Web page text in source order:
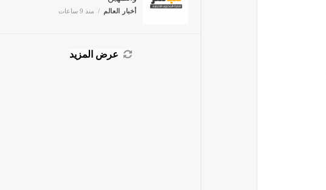
أخبار العالم
عرض المزيد